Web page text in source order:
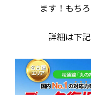
ます！もち
詳細は下